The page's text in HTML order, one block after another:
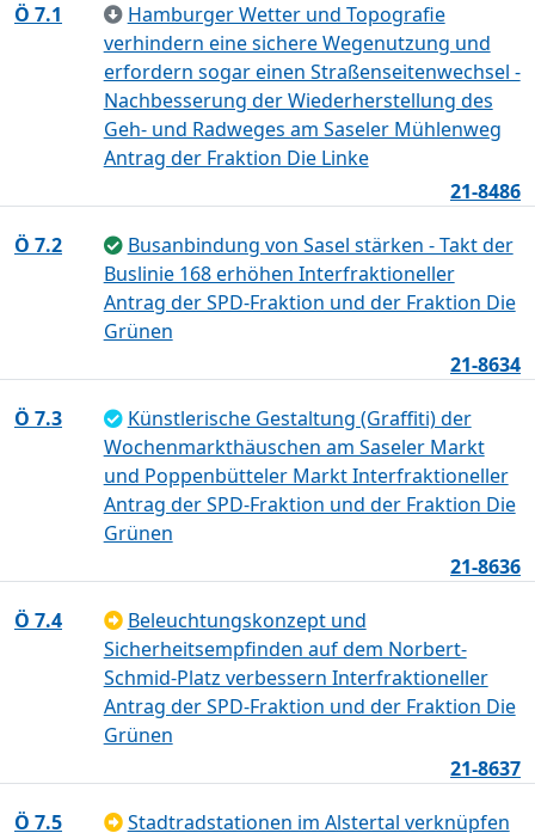
Ö 7.1
Hamburger Wetter und Topografie
verhindern eine sichere Wegenutzung und
erfordern sogar einen Straßenseitenwechsel -
Nachbesserung der Wiederherstellung des
Geh- und Radweges am Saseler Mühlenweg
Antrag der Fraktion Die Linke
21-8486
Ö 7.2
Busanbindung von Sasel stärken - Takt der
Buslinie 168 erhöhen Interfraktioneller
Antrag der SPD-Fraktion und der Fraktion Die
Grünen
21-8634
Ö 7.3
Künstlerische Gestaltung (Graffiti) der
Wochenmarkthäuschen am Saseler Markt
und Poppenbütteler Markt Interfraktioneller
Antrag der SPD-Fraktion und der Fraktion Die
Grünen
21-8636
Ö 7.4
Beleuchtungskonzept und
Sicherheitsempfinden auf dem Norbert-
Schmid-Platz verbessern Interfraktioneller
Antrag der SPD-Fraktion und der Fraktion Die
Grünen
21-8637
Ö 7.5 Stadtradstationen im Alstertal verknüpfen